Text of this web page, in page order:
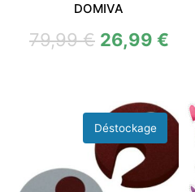
DOMIVA
79,99€ 26,99 €